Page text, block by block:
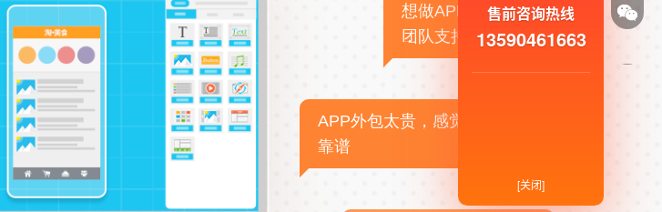
想做APP，但没有技术
团队支持
APP外包太贵，感觉不
靠谱
售前咨询热线
13590461663
[关闭]